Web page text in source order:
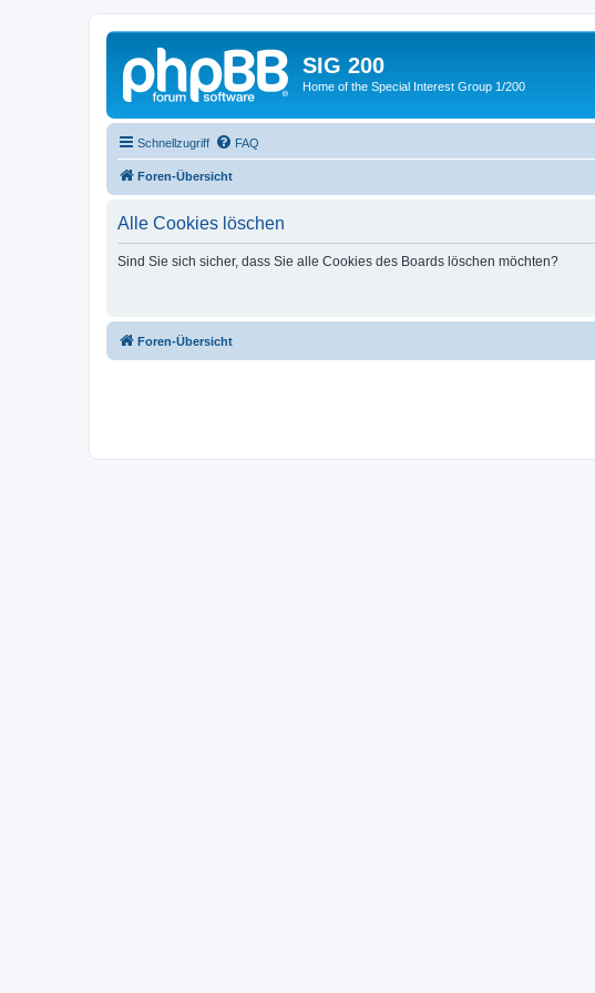
SIG 200
Home of the Special Interest Group 1/200
Schnellzugriff FAQ
Foren-Übersicht
Alle Cookies löschen
Sind Sie sich sicher, dass Sie alle Cookies des Boards löschen möchten?
Foren-Übersicht